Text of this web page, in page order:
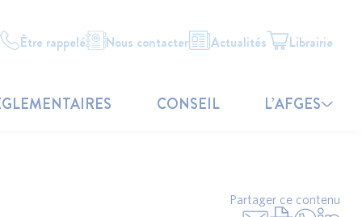
Être rappelé Nous contacter Actualités Librairie
CONSEIL L’AFGES
Partager ce contenu